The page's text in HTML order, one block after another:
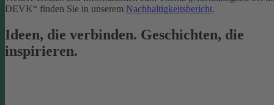
DEVK“ finden Sie in unserem Nachhaltigkeitsbericht.
Ideen, die verbinden. Geschichten, die
inspirieren.